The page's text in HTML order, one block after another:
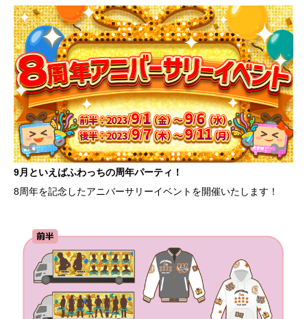
9月といえばふわっちの周年パーティ！
8周年を記念したアニバーサリーイベントを開催いたします！